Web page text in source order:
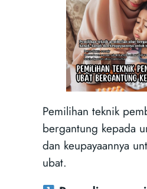
Pemilihan teknik
bergantung kepada
dan keupayaannya
ubat.